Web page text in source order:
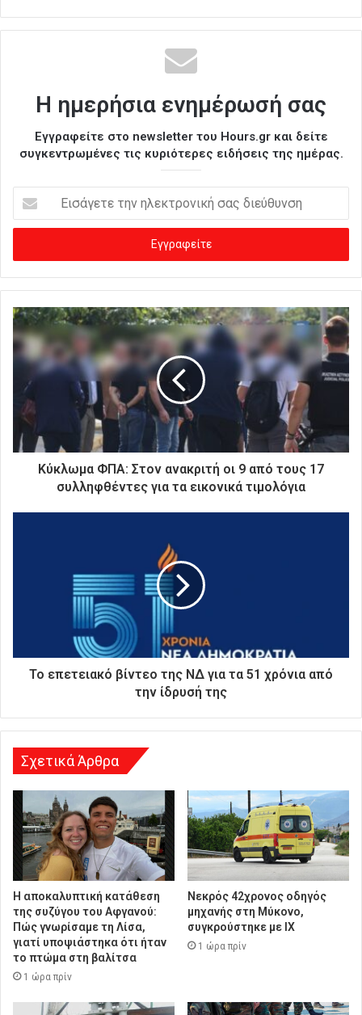
Η ημερήσια ενημέρωσή σας
Εγγραφείτε στο newsletter του Hours.gr και δείτε
συγκεντρωμένες τις κυριότερες ειδήσεις της ημέρας.
σ
γ
ε
ε
τ
ν
Κύκλωμα ΦΠΑ: Στον ανακριτή οι 9 από τους 17
συλληφθέντες για τα εικονικά τιμολόγια
Το επετειακό βίντεο της ΝΔ για τα 51 χρόνια από
την ίδρυσή της
Σχετικά Άρθρα
Η αποκαλυπτική κατάθεση
της συζύγου του Αφγανού:
Πώς γνωρίσαμε τη Λίσα,
γιατί υποψιάστηκα ότι ήταν
το πτώμα στη βαλίτσα
1 ώρα πρίν
Νεκρός 42χρονος οδηγός
μηχανής στη Μύκονο,
συγκρούστηκε με ΙΧ
1 ώρα πρίν